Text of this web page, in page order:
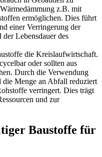
z.B. mit
ermöglichen. Dies führt
einer Verringerung der
Lebensdauer des
die Kreislaufwirtschaft.
oder sollten aus
Durch die Verwendung
Menge an Abfall reduziert
verringert. Dies trägt
und zur
Baustoffe für